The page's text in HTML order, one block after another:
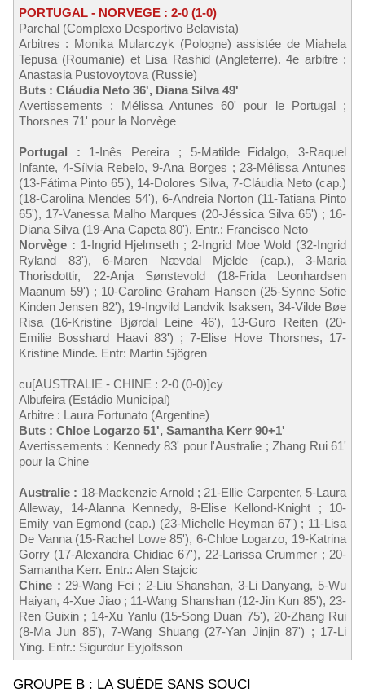
PORTUGAL - NORVEGE : 2-0 (1-0)
Parchal (Complexo Desportivo Belavista)
Arbitres : Monika Mularczyk (Pologne) assistée de Miahela
Tepusa (Roumanie) et Lisa Rashid (Angleterre). 4e arbitre :
Anastasia Pustovoytova (Russie)
Buts : Cláudia Neto 36', Diana Silva 49'
Avertissements : Mélissa Antunes 60' pour le Portugal ;
Thorsnes 71' pour la Norvège
Portugal : 1-Inês Pereira ; 5-Matilde Fidalgo, 3-Raquel
Infante, 4-Sílvia Rebelo, 9-Ana Borges ; 23-Mélissa Antunes
(13-Fátima Pinto 65'), 14-Dolores Silva, 7-Cláudia Neto (cap.)
(18-Carolina Mendes 54'), 6-Andreia Norton (11-Tatiana Pinto
65'), 17-Vanessa Malho Marques (20-Jéssica Silva 65') ; 16-
Diana Silva (19-Ana Capeta 80'). Entr.: Francisco Neto
Norvège : 1-Ingrid Hjelmseth ; 2-Ingrid Moe Wold (32-Ingrid
Ryland 83'), 6-Maren Nævdal Mjelde (cap.), 3-Maria
Thorisdottir, 22-Anja Sønstevold (18-Frida Leonhardsen
Maanum 59') ; 10-Caroline Graham Hansen (25-Synne Sofie
Kinden Jensen 82'), 19-Ingvild Landvik Isaksen, 34-Vilde Bøe
Risa (16-Kristine Bjørdal Leine 46'), 13-Guro Reiten (20-
Emilie Bosshard Haavi 83') ; 7-Elise Hove Thorsnes, 17-
Kristine Minde. Entr: Martin Sjögren
cu[AUSTRALIE - CHINE : 2-0 (0-0)]cy
Albufeira (Estádio Municipal)
Arbitre : Laura Fortunato (Argentine)
Buts : Chloe Logarzo 51', Samantha Kerr 90+1'
Avertissements : Kennedy 83' pour l'Australie ; Zhang Rui 61'
pour la Chine
Australie : 18-Mackenzie Arnold ; 21-Ellie Carpenter, 5-Laura
Alleway, 14-Alanna Kennedy, 8-Elise Kellond-Knight ; 10-
Emily van Egmond (cap.) (23-Michelle Heyman 67') ; 11-Lisa
De Vanna (15-Rachel Lowe 85'), 6-Chloe Logarzo, 19-Katrina
Gorry (17-Alexandra Chidiac 67'), 22-Larissa Crummer ; 20-
Samantha Kerr. Entr.: Alen Stajcic
Chine : 29-Wang Fei ; 2-Liu Shanshan, 3-Li Danyang, 5-Wu
Haiyan, 4-Xue Jiao ; 11-Wang Shanshan (12-Jin Kun 85'), 23-
Ren Guixin ; 14-Xu Yanlu (15-Song Duan 75'), 20-Zhang Rui
(8-Ma Jun 85'), 7-Wang Shuang (27-Yan Jinjin 87') ; 17-Li
Ying. Entr.: Sigurdur Eyjolfsson
GROUPE B : LA SUÈDE SANS SOUCI